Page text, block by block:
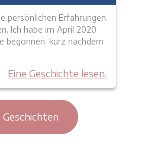
persönlichen Erfahrungen
Ich habe im April 2020
begonnen, kurz nachdem
Eine Geschichte lesen.
Geschichten